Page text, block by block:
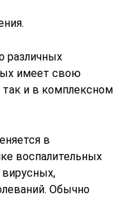
различных
имеет свою
так и в комплексном
в
воспалительных
вирусных,
Обычно